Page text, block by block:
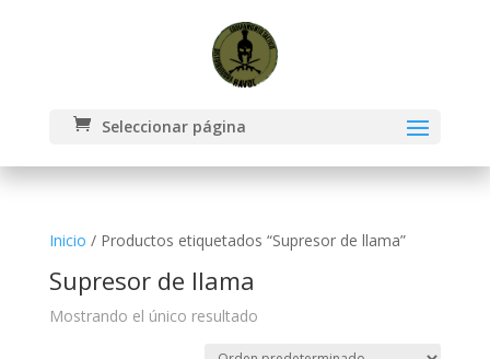
Seleccionar página
Inicio / Productos etiquetados “Supresor de llama”
Supresor de llama
Mostrando el único resultado